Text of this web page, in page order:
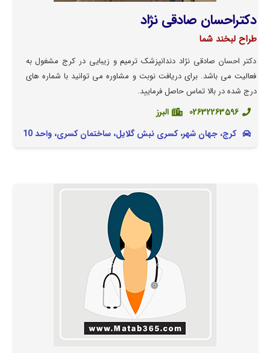
دکتراحسان صادقی نژاد
طراح لبخند شما
دکتر احسان صادقی نژاد دندانپزشک ترمیم و زیبایی در کرج مشغول به
فعالیت می باشد. برای دریافت نوبت و مشاوره می توانید با شماره های
درج شده در بالا تماس حاصل فرمایید.
02632263596
البرز
کرج، جهان شهر، کسری نبش گلایل، ساختمان کسری، واحد 10